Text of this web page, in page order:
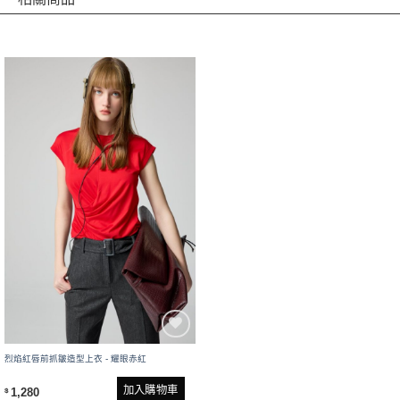
烈焰紅唇前抓皺造型上衣 - 耀眼赤紅
$ 1,280 加入購物車